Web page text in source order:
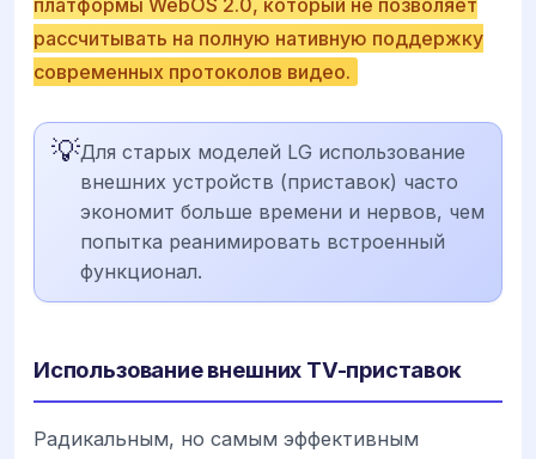
платформы WebOS 2.0, который не позволяет
рассчитывать на полную нативную поддержку
современных протоколов видео.
💡Для старых моделей LG использование
внешних устройств (приставок) часто
экономит больше времени и нервов, чем
попытка реанимировать встроенный
функционал.
Использование внешних TV-приставок
Радикальным, но самым эффективным